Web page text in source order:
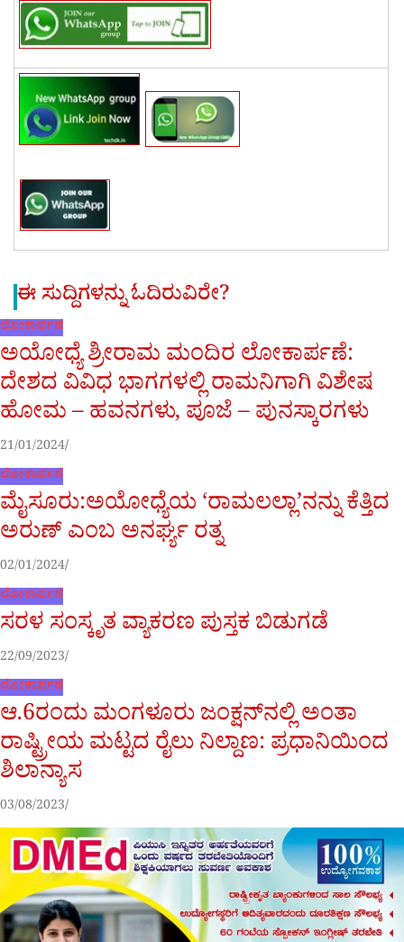
ಈ ಸುದ್ದಿಗಳನ್ನು ಓದಿರುವಿರೇ?
ಲೋಕಾರ್ಪಣೆ
ಅಯೋಧ್ಯೆ ಶ್ರೀರಾಮ ಮಂದಿರ ಲೋಕಾರ್ಪಣೆ:
ದೇಶದ ವಿವಿಧ ಭಾಗಗಳಲ್ಲಿ ರಾಮನಿಗಾಗಿ ವಿಶೇಷ
ಹೋಮ – ಹವನಗಳು, ಪೂಜೆ – ಪುನಸ್ಕಾರಗಳು
21/01/2024
ಲೋಕಾರ್ಪಣೆ
ಮೈಸೂರು:ಅಯೋಧ್ಯೆಯ ‘ರಾಮಲಲ್ಲಾ’ನನ್ನು ಕೆತ್ತಿದ
ಅರುಣ್ ಎಂಬ ಅನರ್ಘ್ಯ ರತ್ನ
02/01/2024
ಲೋಕಾರ್ಪಣೆ
ಸರಳ ಸಂಸ್ಕೃತ ವ್ಯಾಕರಣ ಪುಸ್ತಕ ಬಿಡುಗಡೆ
22/09/2023
ಲೋಕಾರ್ಪಣೆ
ಆ.6ರಂದು ಮಂಗಳೂರು ಜಂಕ್ಷನ್‌ನಲ್ಲಿ ಅಂತಾ
ರಾಷ್ಟ್ರೀಯ ಮಟ್ಟದ ರೈಲು ನಿಲ್ದಾಣ: ಪ್ರಧಾನಿಯಿಂದ
ಶಿಲಾನ್ಯಾಸ
03/08/2023